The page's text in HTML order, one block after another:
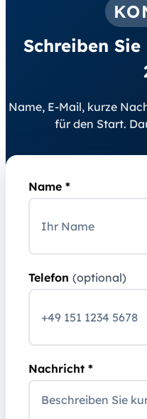
Schreiben
Name, E-Mail, kurze
für den Start.
Name *
Telefon (optional)
Nachricht *